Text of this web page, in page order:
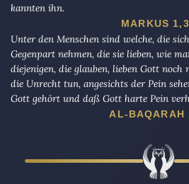
kannten ihn.
MARKUS
Unter den Menschen sind welche, die
Gegenpart nehmen, die sie lieben, wie
diejenigen, die glauben, lieben Gott noch
die Unrecht tun, angesichts der Pein
Gott gehört und daß Gott harte Pein
AL-BAQARAH